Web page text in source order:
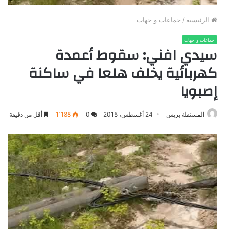
الرئيسية / جماعات و جهات
جماعات و جهات
سيدي افني: سقوط أعمدة
كهربائية يخلف هلعا في ساكنة
إصبويا
المستقلة بريس 24 أغسطس، 2015 0 1٬188 أقل من دقيقة